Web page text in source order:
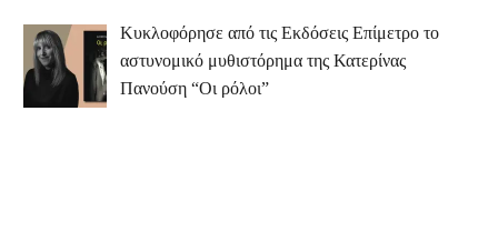
Κυκλοφόρησε από τις Εκδόσεις Επίμετρο το
αστυνομικό μυθιστόρημα της Κατερίνας
Πανούση “Οι ρόλοι”